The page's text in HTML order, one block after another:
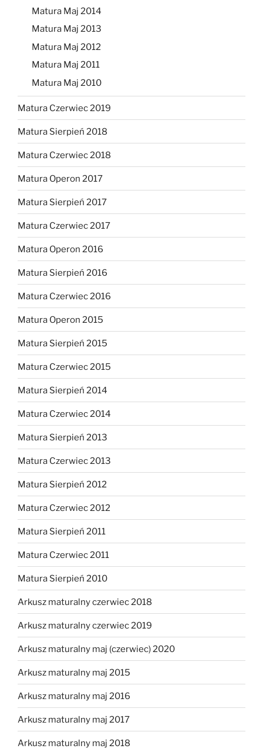
Matura Maj 2014
Matura Maj 2013
Matura Maj 2012
Matura Maj 2011
Matura Maj 2010
Matura Czerwiec 2019
Matura Sierpień 2018
Matura Czerwiec 2018
Matura Operon 2017
Matura Sierpień 2017
Matura Czerwiec 2017
Matura Operon 2016
Matura Sierpień 2016
Matura Czerwiec 2016
Matura Operon 2015
Matura Sierpień 2015
Matura Czerwiec 2015
Matura Sierpień 2014
Matura Czerwiec 2014
Matura Sierpień 2013
Matura Czerwiec 2013
Matura Sierpień 2012
Matura Czerwiec 2012
Matura Sierpień 2011
Matura Czerwiec 2011
Matura Sierpień 2010
Arkusz maturalny czerwiec 2018
Arkusz maturalny czerwiec 2019
Arkusz maturalny maj (czerwiec) 2020
Arkusz maturalny maj 2015
Arkusz maturalny maj 2016
Arkusz maturalny maj 2017
Arkusz maturalny maj 2018